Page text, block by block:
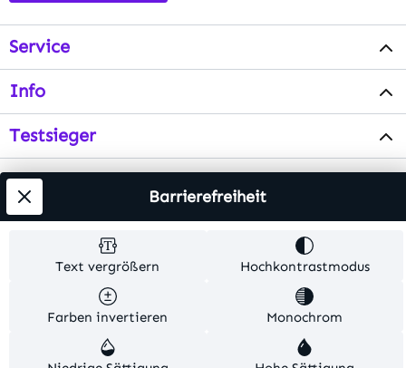
Service
Info
Testsieger
Alle Preise inkl. gesetzl. Mehrwertsteuer zzgl.
Versandkosten. Alle Artikelangaben sind
Herstellerangaben und ohne Gewähr.
© 2026 MKV24 – Alle Rechte vorbehalten. Theme by
TC-Innovations
Text vergrößern Hochkontrastmodus
Farben invertieren Monochrom
Barrierefreiheit